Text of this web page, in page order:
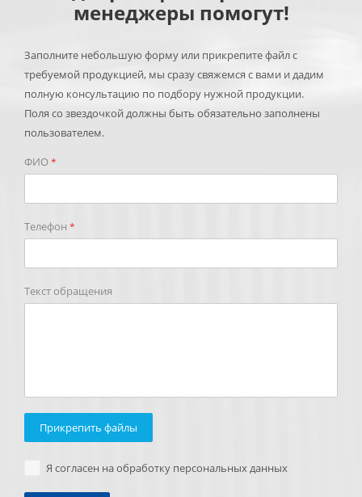
менеджеры помогут!
Заполните небольшую форму или прикрепите файл с
требуемой продукцией, мы сразу свяжемся с вами и дадим
полную консультацию по подбору нужной продукции.
Поля со звездочкой должны быть обязательно заполнены
пользователем.
ФИО*
Телефон *
Текст обращения
Прикрепить файлы
Я согласен на обработку персональных данных